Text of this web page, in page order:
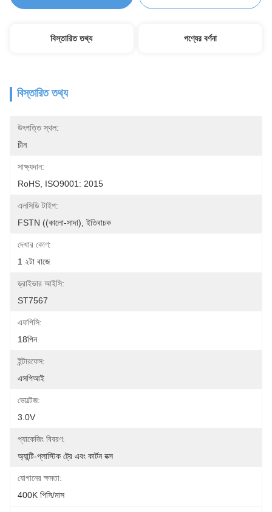
বিস্তারিত তথ্য পণ্যের বর্ণনা
বিস্তারিত তথ্য
উৎপত্তি স্থল:
চীন
সাক্ষ্যদান:
RoHS, ISO9001: 2015
এলসিডি টাইপ:
FSTN ((কালো-সাদা), ইতিবাচক
দেখার কোণ:
1 ২টা বাজে
ড্রাইভার আইসি:
ST7567
এফপিসি:
18পিন
ইন্টারফেস:
এসপিআই
ভোল্টেজ:
3.0V
প্যাকেজিং বিবরণ:
অ্যান্টি-প্লাস্টিক ট্রে এবং কার্টন বক্স
যোগানের ক্ষমতা:
400K পিসি/মাস